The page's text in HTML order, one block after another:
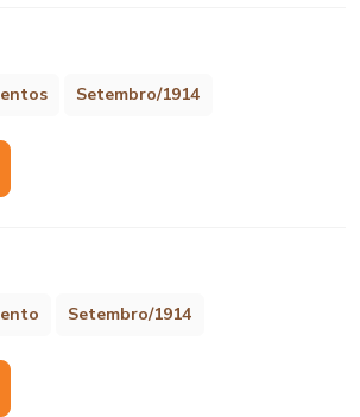
Setembro/1914
Setembro/1914